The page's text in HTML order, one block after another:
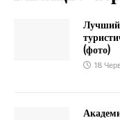
Лучший
(фото)
18